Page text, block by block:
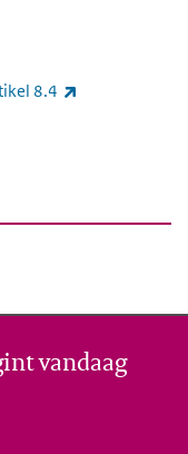
8.4
vandaag